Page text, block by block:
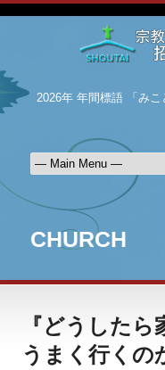
2026年 年間標語 「みこ
CHURCH
『どうした
うまく行くの